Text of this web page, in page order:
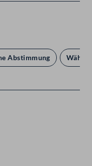
Abstimmung